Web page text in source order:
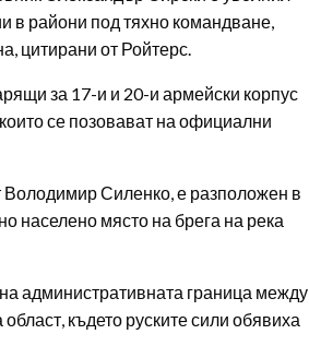
в райони под тяхно командване,
цитирани от Ройтерс.
за 17-и и 20-и армейски корпус
се позовават на официални
Володимир Силенко, е разположен в
населено място на брега на река
административната граница между
където руските сили обявиха